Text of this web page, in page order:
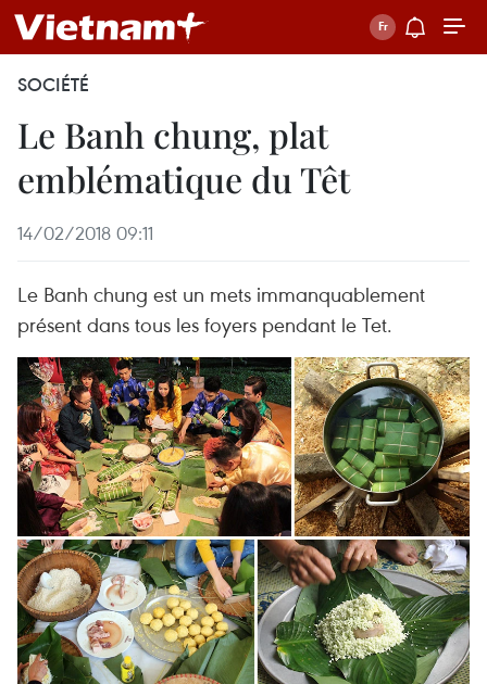
SOCIÉTÉ
Le Banh chung, plat
emblématique du Têt
14/02/2018 09:11
Le Banh chung est un mets immanquablement
présent dans tous les foyers pendant le Tet.